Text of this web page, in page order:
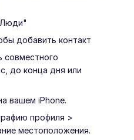
добавить контакт
совместного
до конца дня или
вашем iPhone.
профиля >
местоположения.